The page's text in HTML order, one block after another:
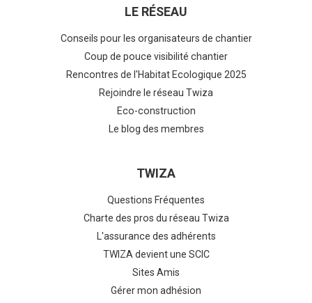
LE RÉSEAU
Conseils pour les organisateurs de chantier
Coup de pouce visibilité chantier
Rencontres de l'Habitat Ecologique 2025
Rejoindre le réseau Twiza
Eco-construction
Le blog des membres
TWIZA
Questions Fréquentes
Charte des pros du réseau Twiza
L'assurance des adhérents
TWIZA devient une SCIC
Sites Amis
Gérer mon adhésion